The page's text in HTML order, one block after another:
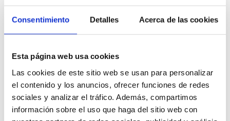
Consentimiento Detalles Acerca de las cookies
Esta página web usa cookies
Las cookies de este sitio web se usan para personalizar
el contenido y los anuncios, ofrecer funciones de redes
sociales y analizar el tráfico. Además, compartimos
información sobre el uso que haga del sitio web con
Menú
El objeto y los fines de la Fundación Marqués de Valdecilla
La Fundación Marqués de Valdecilla tiene por objeto la
realización de actividades de promoción y prestación de
servicios sanitarios y socio-sanitarios, la gestión directa e